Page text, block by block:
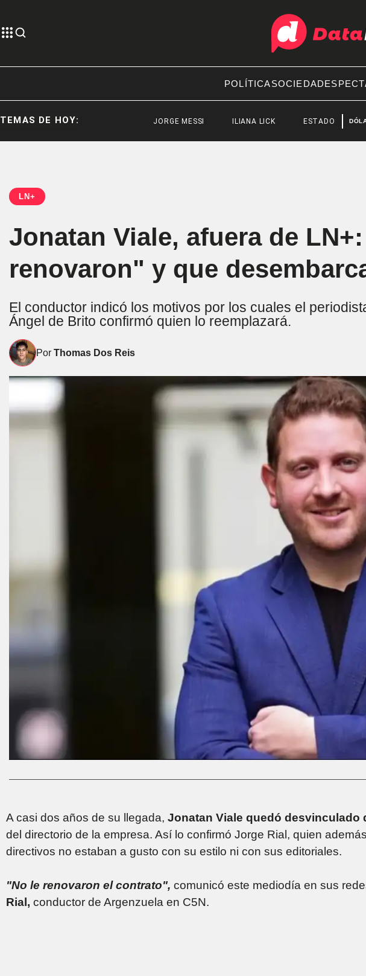
POLÍTICASOCIEDAD
TEMAS DE HOY: JORGE MESSI ILIANA LICK ESTADOS UNIDOS
LN+
Jonatan Viale, afuera de
renovaron" y que
El conductor indicó los motivos por los cuales el
Ángel de Brito confirmó quien lo reemplazará.
Por Thomas Dos Reis
A casi dos años de su llegada, Jonatan Viale quedó desvinculado
del directorio de la empresa. Así lo confirmó Jorge Rial, quien
directivos no estaban a gusto con su estilo ni con sus editoriales.
"No le renovaron el contrato", comunicó este mediodía en sus
Rial, conductor de Argenzuela en C5N.